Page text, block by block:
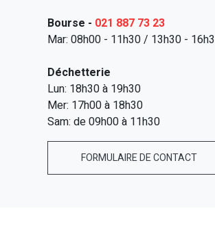
Bourse - 021 887 73 23
Mar: 08h00 - 11h30 / 13h30 -
Déchetterie
Lun: 18h30 à 19h30
Mer: 17h00 à 18h30
Sam: de 09h00 à 11h30
FORMULAIRE DE CONTACT